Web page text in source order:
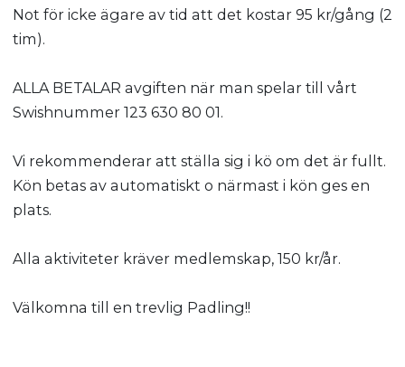
Not för icke ägare av tid att det kostar 95 kr/gång (2
tim).
ALLA BETALAR avgiften när man spelar till vårt
Swishnummer 123 630 80 01.
Vi rekommenderar att ställa sig i kö om det är fullt.
Kön betas av automatiskt o närmast i kön ges en
plats.
Alla aktiviteter kräver medlemskap, 150 kr/år.
Välkomna till en trevlig Padling!!